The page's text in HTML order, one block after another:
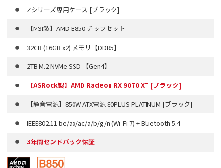
Zシリーズ専用ケース [ブラック]
【MSI製】AMD B850 チップセット
32GB (16GB x2) メモリ【DDR5】
2TB M.2 NVMe SSD 【Gen4】
【ASRock製】AMD Radeon RX 9070 XT [ブラック]
【静音電源】850W ATX電源 80PLUS PLATINUM [ブラック]
IEEE802.11 be/ax/ac/a/b/g/n (Wi-Fi 7) + Bluetooth 5.4
3年間センドバック保証